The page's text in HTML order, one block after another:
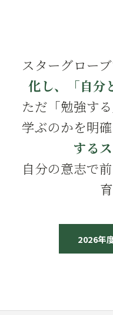
スターグローブ
化し、「自分
ただ「勉強す
学ぶのかを明
するス
自分の意志で
2026年